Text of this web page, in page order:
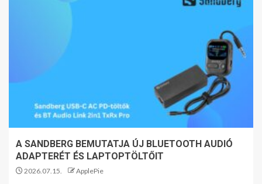
A SANDBERG BEMUTATJA ÚJ BLUETOOTH AUDIÓ
ADAPTERÉT ÉS LAPTOPTÖLTŐIT
2026.07.15. ApplePie